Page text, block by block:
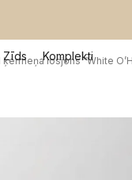
Zīds Komplekti
ķermeņa losjons “White